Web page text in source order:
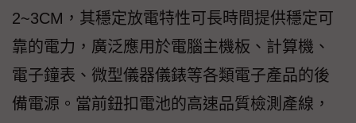
2~3CM，其穩定放電特性可長時間提供穩定可
靠的電力，廣泛應用於電腦主機板、計算機、
電子鐘表、微型儀器儀錶等各類電子產品的後
備電源。當前鈕扣電池的高速品質檢測產線，